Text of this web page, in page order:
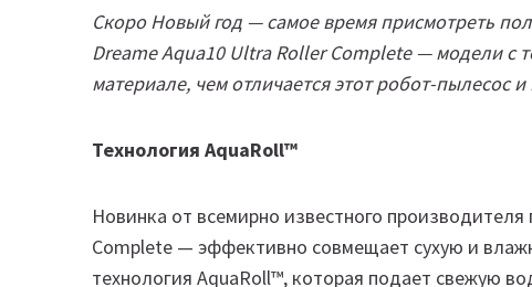
Скоро Новый год — самое время присмотреть
Dreame Aqua10 Ultra Roller Complete — модели с
материале, чем отличается этот робот-пылесос
Технология AquaRoll™
Новинка от всемирно известного
Complete — эффективно совмещает сухую и
технология AquaRoll™, которая подает свежую